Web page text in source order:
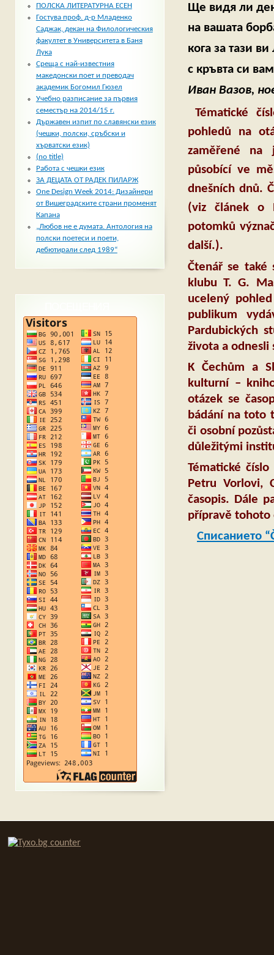
Ще видя ли
на вашата
кога за тази
с кръвта си
Иван Вазов,
Tématické
pohledů na
zaměřené na
působící ve
dnešních dnů.
(viz článek o
potomků
další.).
Čtenář se také
klubu T. G.
ucelený
publikum
Pardubických
života a odnesli
K Čechům a
kulturní –
otázek se
bádání na toto
či osobní
důležitými
Tématické
Petru Vorlovi,
časopis. Dále
přípravě tohoto
Списанието
ПОЛСКА ЛИТЕРАТУРНА ЕСЕН
Гостува проф. д-р Младенко
Саджак, декан на Филологическия
факултет в Университета в Баня
Лука
Среща с най-известния
македонски поет и преводач
академик Богомил Гюзел
Учебно разписание за първия
семестър на 2014/15 г.
Държавен изпит по славянски език
(чешки, полски, сръбски и
хърватски език)
(no title)
Работа с чешки език
ЗА ДЕЦАТА ОТ РАДЕК ПИЛАРЖ
One Design Week 2014: Дизайнери
от Вишеградските страни променят
Капана
„Любов не е думата. Антология на
полски поетеси и поети,
дебютирали след 1989“